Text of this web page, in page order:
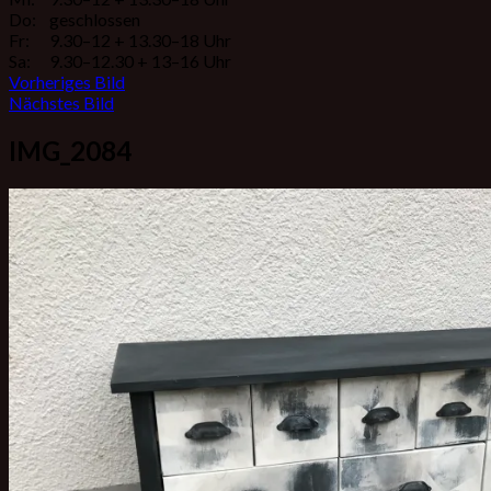
Do:
Fr:
Sa:
geschlossen
9.30–12 + 13.30–18 Uhr
9.30–12.30 + 13–16 Uhr
Vorheriges Bild
Nächstes Bild
IMG_2084